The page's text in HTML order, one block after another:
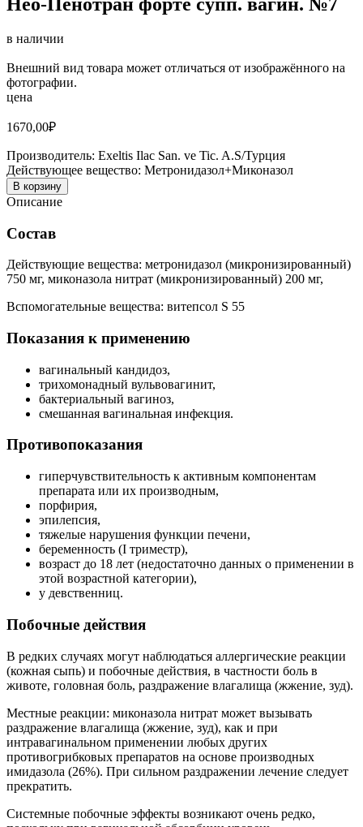
в наличии
Внешний вид товара может отличаться от изображённого на
фотографии.
цена
1670,00₽
Производитель: Exeltis Ilac San. ve Tic. A.S/Турция
Действующее вещество: Метронидазол+Миконазол
В корзину
Описание
Состав
Действующие вещества: метронидазол (микронизированный)
750 мг, миконазола нитрат (микронизированный) 200 мг,
Вспомогательные вещества: витепсол S 55
Показания к применению
вагинальный кандидоз,
трихомонадный вульвовагинит,
бактериальный вагиноз,
смешанная вагинальная инфекция.
Противопоказания
гиперчувствительность к активным компонентам
препарата или их производным,
порфирия,
эпилепсия,
тяжелые нарушения функции печени,
беременность (I триместр),
возраст до 18 лет (недостаточно данных о применении в
этой возрастной категории),
у девственниц.
Побочные действия
В редких случаях могут наблюдаться аллергические реакции
(кожная сыпь) и побочные действия, в частности боль в
животе, головная боль, раздражение влагалища (жжение, зуд).
Местные реакции: миконазола нитрат может вызывать
раздражение влагалища (жжение, зуд), как и при
интравагинальном применении любых других
противогрибковых препаратов на основе производных
имидазола (26%). При сильном раздражении лечение следует
прекратить.
Системные побочные эффекты возникают очень редко,